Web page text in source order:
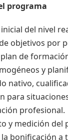
programa
del nivel
objetivos por
de
y
nativo,
para
profesional.
y medición del
bonificación a